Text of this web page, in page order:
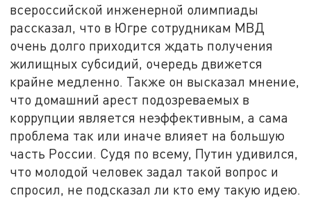
всероссийской инженерной олимпиады
рассказал, что в Югре сотрудникам МВД
очень долго приходится ждать получения
жилищных субсидий, очередь движется
крайне медленно. Также он высказал мнение,
что домашний арест подозреваемых в
коррупции является неэффективным, а сама
проблема так или иначе влияет на большую
часть России. Судя по всему, Путин удивился,
что молодой человек задал такой вопрос и
спросил, не подсказал ли кто ему такую идею.